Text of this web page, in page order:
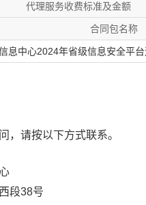
代理服务收费标准及金额
合同包名称
息中心2024年省级信息安全平
，请按以下方式联系。
段38号